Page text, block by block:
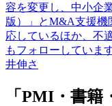
容を変更し、中小企
版）」とM&A支援機
応しているほか、不
もフォローしていま
井伸さ
「PMI・書